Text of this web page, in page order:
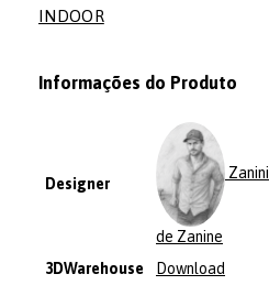
INDOOR
Informações do Produto
Designer
Zanini
de Zanine
3DWarehouse
Download